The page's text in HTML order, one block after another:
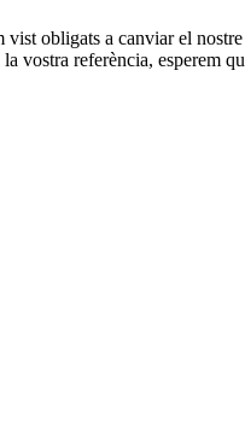
obligats a canviar el nostre
vostra referència, esperem